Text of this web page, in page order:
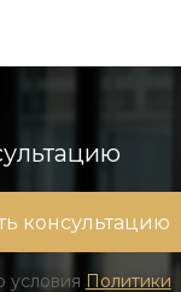
условия Политики